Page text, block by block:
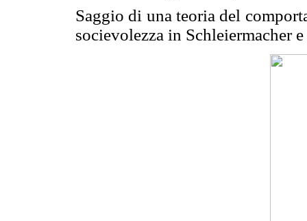
Saggio di una teoria del
socievolezza in Schleiermacher